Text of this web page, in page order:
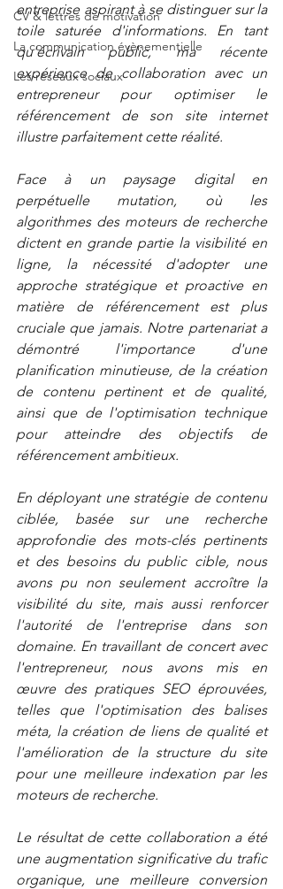
CV & lettres de motivation
La communication évènementielle
Les réseaux sociaux
entreprise aspirant à se distinguer sur la
toile saturée d'informations. En tant
qu'écrivain public, ma récente
expérience de collaboration avec un
entrepreneur pour optimiser le
référencement de son site internet
illustre parfaitement cette réalité.
Face à un paysage digital en
perpétuelle mutation, où les
algorithmes des moteurs de recherche
dictent en grande partie la visibilité en
ligne, la nécessité d'adopter une
approche stratégique et proactive en
matière de référencement est plus
cruciale que jamais. Notre partenariat a
démontré l'importance d'une
planification minutieuse, de la création
de contenu pertinent et de qualité,
ainsi que de l'optimisation technique
pour atteindre des objectifs de
référencement ambitieux.
En déployant une stratégie de contenu
ciblée, basée sur une recherche
approfondie des mots-clés pertinents
et des besoins du public cible, nous
avons pu non seulement accroître la
visibilité du site, mais aussi renforcer
l'autorité de l'entreprise dans son
domaine. En travaillant de concert avec
l'entrepreneur, nous avons mis en
œuvre des pratiques SEO éprouvées,
telles que l'optimisation des balises
méta, la création de liens de qualité et
l'amélioration de la structure du site
pour une meilleure indexation par les
moteurs de recherche.
Le résultat de cette collaboration a été
une augmentation significative du trafic
organique, une meilleure conversion